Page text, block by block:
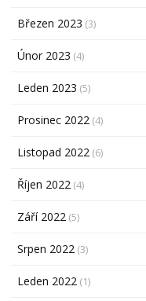
Březen 2023 (3)
Únor 2023 (4)
Leden 2023 (5)
Prosinec 2022 (4)
Listopad 2022 (6)
Říjen 2022 (4)
Září 2022 (5)
Srpen 2022 (3)
Leden 2022 (1)